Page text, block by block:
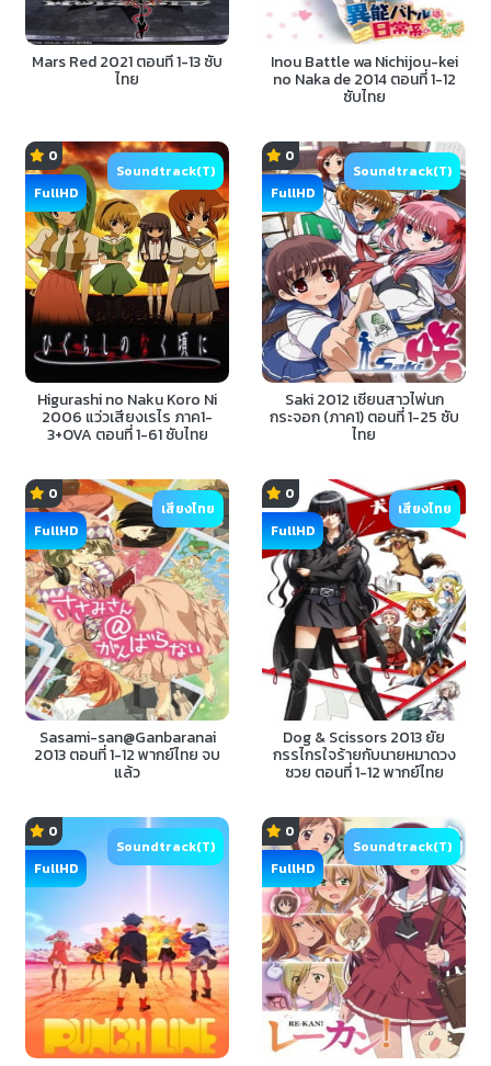
Mars Red 2021 ตอนที่ 1-13 ซับ
ไทย
Inou Battle wa Nichijou-kei
no Naka de 2014 ตอนที่ 1-12
ซับไทย
0
FullHD
Soundtrack(T)
Higurashi no Naku Koro Ni
2006 แว่วเสียงเรไร ภาค1-
3+OVA ตอนที่ 1-61 ซับไทย
0
FullHD
Soundtrack(T)
Saki 2012 เซียนสาวไพ่นก
กระจอก (ภาค1) ตอนที่ 1-25 ซับ
ไทย
0
FullHD
เสียงไทย
Sasami-san@Ganbaranai
2013 ตอนที่ 1-12 พากย์ไทย จบ
แล้ว
0
FullHD
เสียงไทย
Dog & Scissors 2013 ยัย
กรรไกรใจร้ายกับนายหมาดวง
ซวย ตอนที่ 1-12 พากย์ไทย
0
FullHD
Soundtrack(T)
0
FullHD
Soundtrack(T)